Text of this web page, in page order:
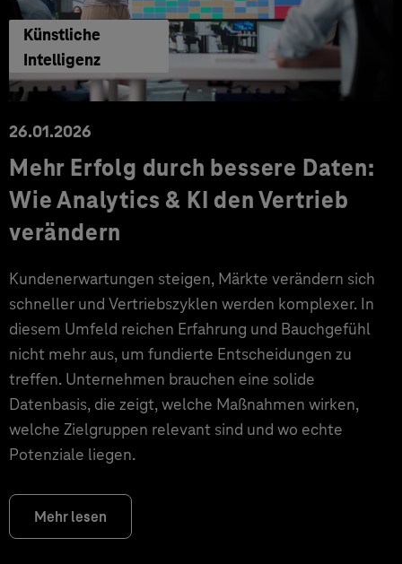
Künstliche
Intelligenz
26.01.2026
Mehr Erfolg durch bessere Daten:
Wie Analytics & KI den Vertrieb
verändern
Kundenerwartungen steigen, Märkte verändern sich
schneller und Vertriebszyklen werden komplexer. In
diesem Umfeld reichen Erfahrung und Bauchgefühl
nicht mehr aus, um fundierte Entscheidungen zu
treffen. Unternehmen brauchen eine solide
Datenbasis, die zeigt, welche Maßnahmen wirken,
welche Zielgruppen relevant sind und wo echte
Potenziale liegen.
Mehr lesen